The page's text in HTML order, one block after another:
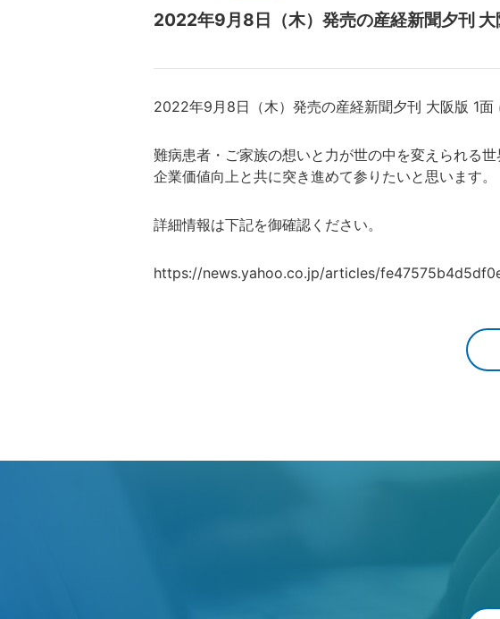
2022年9月8日（木）発売の産経新聞夕刊
2022年9月8日（木）発売の産経新聞夕刊 大阪版 1面
難病患者・ご家族の想いと力が世の中を変えられる
企業価値向上と共に突き進めて参りたいと思います。
詳細情報は下記を御確認ください。
https://news.yahoo.co.jp/articles/